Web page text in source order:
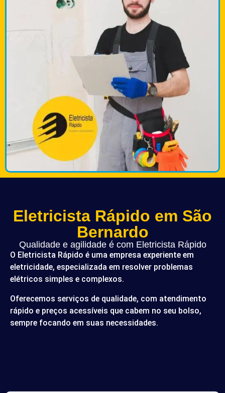
Eletricista Rápido em São
Bernardo
Qualidade e agilidade é com Eletricista Rápido
O Eletricista Rápido é uma empresa experiente em
eletricidade, especializada em resolver problemas
elétricos simples e complexos.
Oferecemos serviços de qualidade, com atendimento
rápido e preços acessíveis que cabem no seu bolso,
sempre focando em suas necessidades.